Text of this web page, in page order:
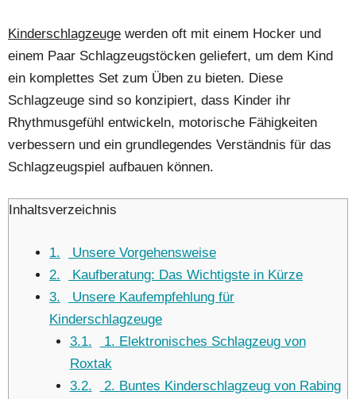
Kinderschlagzeuge werden oft mit einem Hocker und
einem Paar Schlagzeugstöcken geliefert, um dem Kind
ein komplettes Set zum Üben zu bieten. Diese
Schlagzeuge sind so konzipiert, dass Kinder ihr
Rhythmusgefühl entwickeln, motorische Fähigkeiten
verbessern und ein grundlegendes Verständnis für das
Schlagzeugspiel aufbauen können.
Inhaltsverzeichnis
1
Unsere Vorgehensweise
2
Kaufberatung: Das Wichtigste in Kürze
3
Unsere Kaufempfehlung für
Kinderschlagzeuge
3.1
1. Elektronisches Schlagzeug von
Roxtak
3.2
2. Buntes Kinderschlagzeug von Rabing